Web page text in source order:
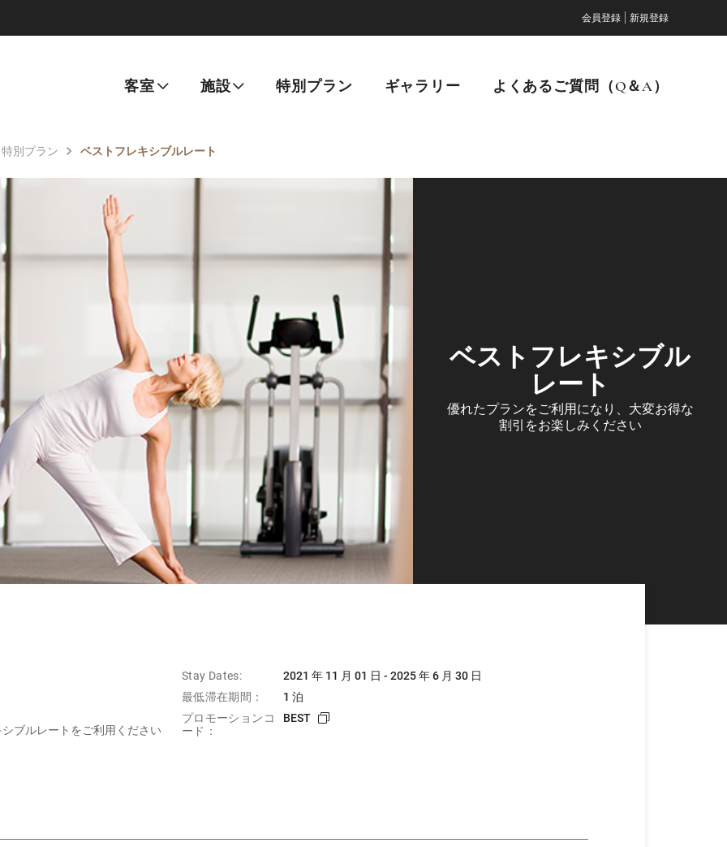
会員登録 新規登録
客室 施設 特別プラン ギャラリー よくあるご質問（Q＆A）
特別プラン ベストフレキシブルレート
ベストフレキシブル
レート
優れたプランをご利用になり、大変お得な
割引をお楽しみください
ブルレートをご利用ください
Stay Dates:
2021 年 11 月 01 日 - 2025 年 6 月 30 日
最低滞在期間：
1 泊
プロモーションコ
ード：
BEST